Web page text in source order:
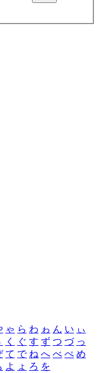
ゃ ら わ ゎ ん い ぃ
く ぐ す ず つ づ っ
て で ね へ べ ぺ め
よ ょ ろ を